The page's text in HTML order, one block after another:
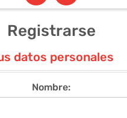
Registrarse
datos personales
Nombre: